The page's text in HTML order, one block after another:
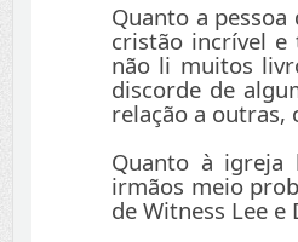
Quanto a
cristão incrível e
não li muitos
discorde de
relação a outras,
Quanto à igreja
irmãos meio
de Witness Lee e